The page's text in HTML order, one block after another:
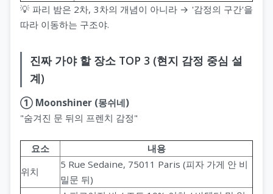
💡 파리 밤은 2차, 3차의 개념이 아니라 → '감정의 구간'을
따라 이동하는 구조야.
진짜 가야 할 장소 TOP 3 (현지 감정 중심 설
계)
① Moonshiner (몽쉬네)
"숨겨진 문 뒤의 프렌치 감정"
요소
내용
위치
5 Rue Sedaine, 75011 Paris (피자 가게 안 비
밀문 뒤)